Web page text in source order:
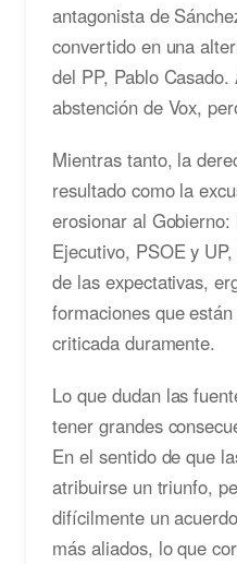
antagonista de
convertido en una
del PP, Pablo
abstención de Vox,
Mientras tanto, la
resultado como la
erosionar al
Ejecutivo, PSOE y
de las expectativas,
formaciones que
criticada duramente.
Lo que dudan las
tener grandes
En el sentido de que
atribuirse un triunfo,
difícilmente un
más aliados, lo que